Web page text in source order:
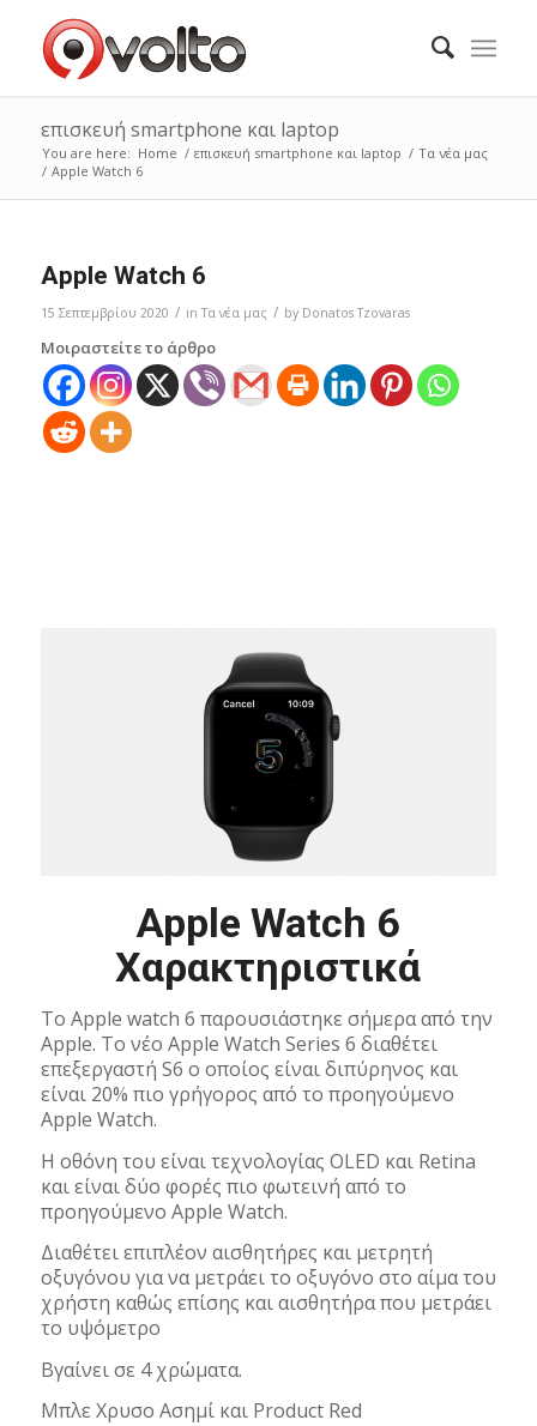
επισκευή smartphone και laptop
You are here: Home / επισκευή smartphone και laptop / Τα νέα μας
/ Apple Watch 6
Apple Watch 6
15 Σεπτεμβρίου 2020 / inΤα νέα μας / by Donatos Tzovaras
Μοιραστείτε το άρθρο
Apple Watch 6
Χαρακτηριστικά
Το Apple watch 6 παρουσιάστηκε σήμερα από την
Apple. Το νέο Apple Watch Series 6 διαθέτει
επεξεργαστή S6 ο οποίος είναι διπύρηνος και
είναι 20% πιο γρήγορος από το προηγούμενο
Apple Watch.
H οθόνη του είναι τεχνολογίας OLED και Retina
και είναι δύο φορές πιο φωτεινή από το
προηγούμενο Apple Watch.
Διαθέτει επιπλέον αισθητήρες και μετρητή
οξυγόνου για να μετράει το οξυγόνο στο αίμα του
χρήστη καθώς επίσης και αισθητήρα που μετράει
το υψόμετρο
Βγαίνει σε 4 χρώματα.
Μπλε Χρυσο Ασημί και Product Red